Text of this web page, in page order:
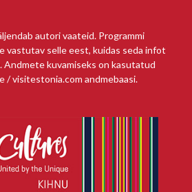
autori vaateid. Programmi
vastutav selle eest, kuidas seda infot
Andmete kuvamiseks on kasutatud
/ visitestonia.com andmebaasi.